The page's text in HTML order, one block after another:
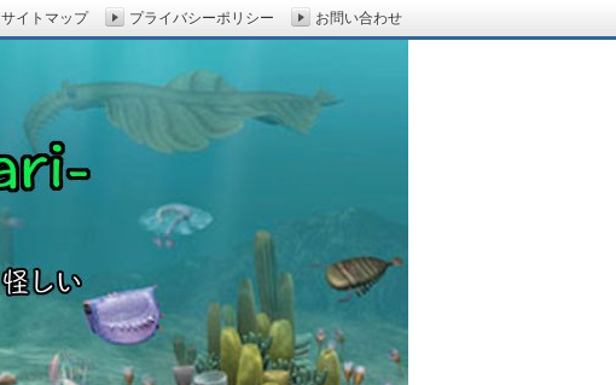
サイトマップ プライバシーポリシー お問い合わせ